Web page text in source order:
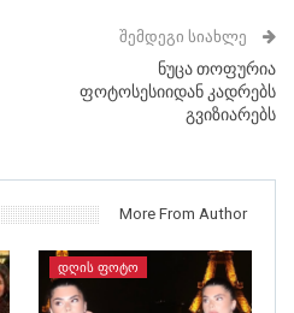
ᲨᲔᲛᲓᲔᲒᲘ ᲡᲘᲐᲮᲚᲔ
ნუცა თოფურია
ფოტოსესიიდან კადრებს
გვიზიარებს
More From Author
ᲓᲦᲘᲡ ᲤᲝᲢᲝ